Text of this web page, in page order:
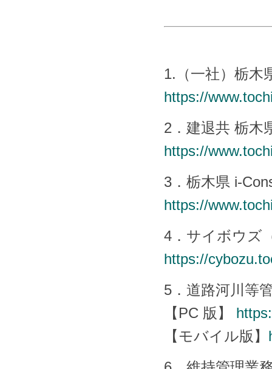
1.（一社）栃木
https://
2．建退共 栃木
https://
3．栃木県 i-
https://
4．サイボウズ
https://
5．道路河川等
【PC 版】
【モバイル版】